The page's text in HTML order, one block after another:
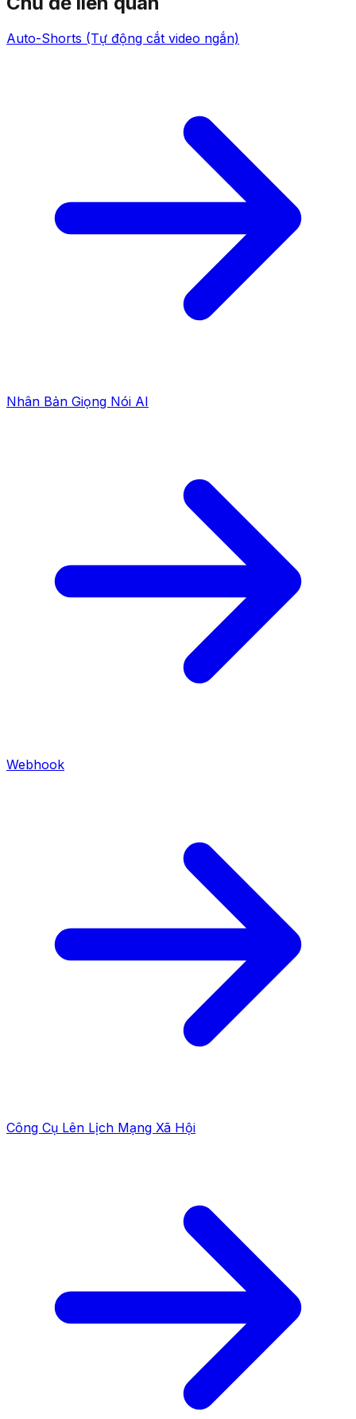
Auto-Shorts (Tự động cắt video ngắn)
Nhân Bản Giọng Nói AI
Webhook
Công Cụ Lên Lịch Mạng Xã Hội